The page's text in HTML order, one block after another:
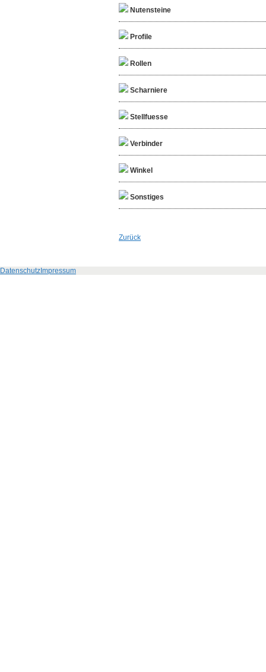
Nutensteine
Profile
Rollen
Scharniere
Stellfuesse
Verbinder
Winkel
Sonstiges
Zurück
Datenschutz Impressum